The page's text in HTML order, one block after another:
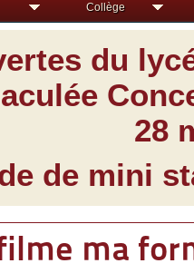
Collège
du
28
de mini
ma